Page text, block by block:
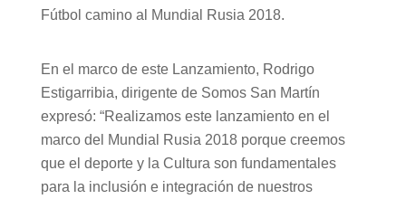
Fútbol camino al Mundial Rusia 2018.
En el marco de este Lanzamiento, Rodrigo
Estigarribia, dirigente de Somos San Martín
expresó: “Realizamos este lanzamiento en el
marco del Mundial Rusia 2018 porque creemos
que el deporte y la Cultura son fundamentales
para la inclusión e integración de nuestros